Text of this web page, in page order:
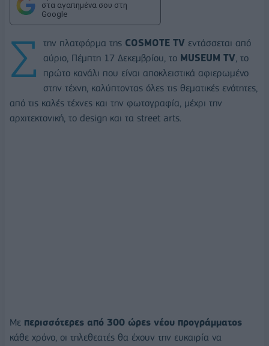
στα αγαπημένα σου στη
Google
Σ την πλατφόρμα της COSMOTE TV εντάσσεται από
αύριο, Πέμπτη 17 Δεκεμβρίου, το MUSEUM TV , το
πρώτο κανάλι που είναι αποκλειστικά αφιερωμένο
στην τέχνη, καλύπτοντας όλες τις θεματικές ενότητες,
από τις καλές τέχνες και την φωτογραφία, μέχρι την
αρχιτεκτονική, το design και τα street arts.
Με περισσότερες από 300 ώρες νέου προγράμματος
κάθε χρόνο, οι τηλεθεατές θα έχουν την ευκαιρία να